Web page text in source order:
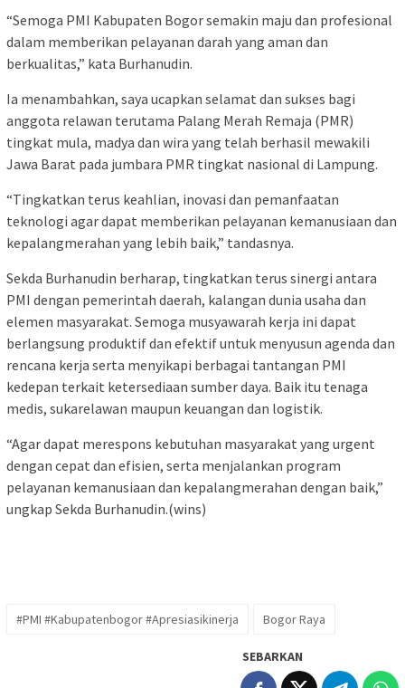
“Semoga PMI Kabupaten Bogor semakin maju dan profesional
dalam memberikan pelayanan darah yang aman dan
berkualitas,” kata Burhanudin.
Ia menambahkan, saya ucapkan selamat dan sukses bagi
anggota relawan terutama Palang Merah Remaja (PMR)
tingkat mula, madya dan wira yang telah berhasil mewakili
Jawa Barat pada jumbara PMR tingkat nasional di Lampung.
“Tingkatkan terus keahlian, inovasi dan pemanfaatan
teknologi agar dapat memberikan pelayanan kemanusiaan dan
kepalangmerahan yang lebih baik,” tandasnya.
Sekda Burhanudin berharap, tingkatkan terus sinergi antara
PMI dengan pemerintah daerah, kalangan dunia usaha dan
elemen masyarakat. Semoga musyawarah kerja ini dapat
berlangsung produktif dan efektif untuk menyusun agenda dan
rencana kerja serta menyikapi berbagai tantangan PMI
kedepan terkait ketersediaan sumber daya. Baik itu tenaga
medis, sukarelawan maupun keuangan dan logistik.
“Agar dapat merespons kebutuhan masyarakat yang urgent
dengan cepat dan efisien, serta menjalankan program
pelayanan kemanusiaan dan kepalangmerahan dengan baik,”
ungkap Sekda Burhanudin.(wins)
#PMI #Kabupatenbogor #Apresiasikinerja Bogor Raya
SEBARKAN